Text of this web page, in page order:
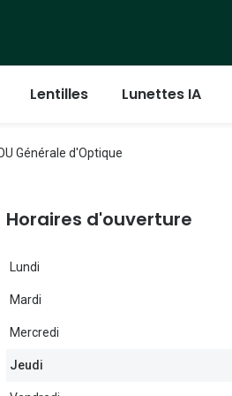
Lentilles
Mettre
Lunettes IA
Générale d'Optique
Horaires d'ouverture
Lundi
Mardi
Mercredi
Jeudi